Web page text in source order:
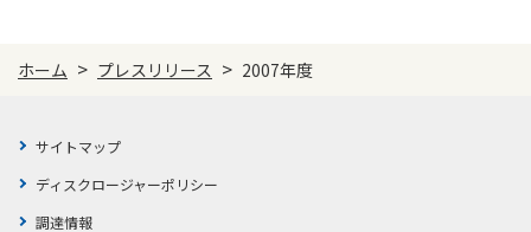
ホーム > プレスリリース > 2007年度
サイトマップ
ディスクロージャーポリシー
調達情報